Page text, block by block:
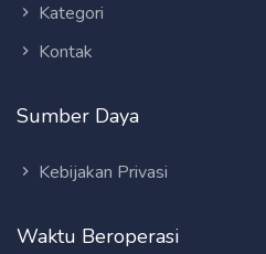
Kategori
Kontak
Sumber Daya
Kebijakan Privasi
Waktu Beroperasi